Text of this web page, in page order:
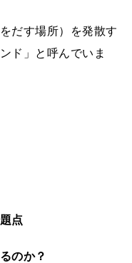
だす場所）を発散す
ド」と呼んでいま
点
のか？